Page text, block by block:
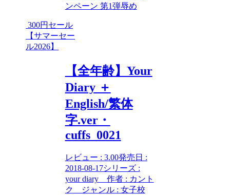
ンペーン 第1弾辱め
300円セール
【サマーセー
ル2026】
【全年齢】Your
Diary ＋
English/繁体
字.ver・
cuffs_0021
レビュー : 3.00発売日 :
2018-08-17シリーズ :
your diary 作者 : カント
ク ジャンル : 女子校